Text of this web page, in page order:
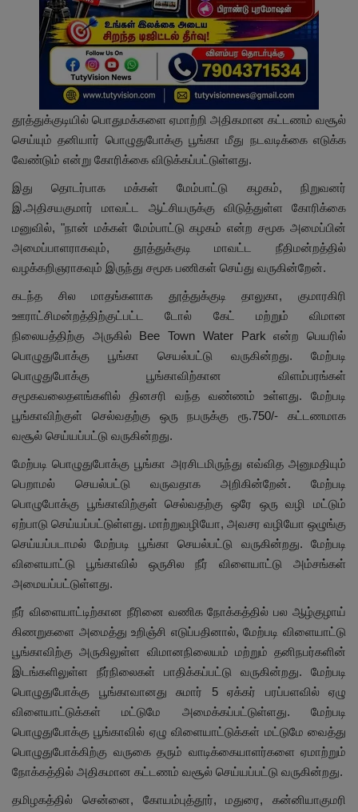
தூத்துக்குடியில் பொதுமக்களை ஏமாற்றி அதிகமான கட்டணம் வசூல்
செய்யும் தனியார் பொழுதுபோக்கு பூங்கா மீது நடவடிக்கை எடுக்க
வேண்டும் என்று கோரிக்கை விடுக்கப்பட்டுள்ளது.
இது தொடர்பாக மக்கள் மேம்பாட்டு கழகம், நிறுவனர்
இ.அதிசயகுமார் மாவட்ட ஆட்சியருக்கு விடுத்துள்ள கோரிக்கை
மனுவில், "நான் மக்கள் மேம்பாட்டு கழகம் என்ற சமூக அமைப்பின்
அமைப்பாளராகவும், தூத்துக்குடி மாவட்ட நீதிமன்றத்தில்
வழக்கறிஞராகவும் இருந்து சமூக பணிகள் செய்து வருகின்றேன்.
கடந்த சில மாதங்களாக தூத்துக்குடி தாலுகா, குமாரகிரி
ஊராட்சிமன்றத்திற்குட்பட்ட டோல் கேட் மற்றும் விமான
நிலையத்திற்கு அருகில் Bee Town Water Park என்ற பெயரில்
பொழுதுபோக்கு பூங்கா செயல்பட்டு வருகின்றது. மேற்படி
பொழுதுபோக்கு பூங்காவிற்கான விளம்பரங்கள்
சமூகவலைதளங்களில் தினசரி வந்த வண்ணம் உள்ளது. மேற்படி
பூங்காவிற்குள் செல்வதற்கு ஒரு நபருக்கு ரூ.750/- கட்டணமாக
வசூல் செய்யப்பட்டு வருகின்றது.
மேற்படி பொழுதுபோக்கு பூங்கா அரசிடமிருந்து எவ்வித அனுமதியும்
பெறாமல் செயல்பட்டு வருவதாக அறிகின்றேன். மேற்படி
பொழுபோக்கு பூங்காவிற்குள் செல்வதற்கு ஒரே ஒரு வழி மட்டும்
ஏற்பாடு செய்யப்பட்டுள்ளது. மாற்றுவழியோ, அவசர வழியோ ஒழுங்கு
செய்யப்படாமல் மேற்படி பூங்கா செயல்பட்டு வருகின்றது. மேற்படி
விளையாட்டு பூங்காவில் ஒருசில நீர் விளையாட்டு அம்சங்கள்
அமையப்பட்டுள்ளது.
நீர் விளையாட்டிற்கான நீரினை வணிக நோக்கத்தில் பல ஆழ்குழாய்
கிணறுகளை அமைத்து உறிஞ்சி எடுப்பதினால், மேற்படி விளையாட்டு
பூங்காவிற்கு அருகிலுள்ள விமானநிலையம் மற்றும் தனிநபர்களின்
இடங்களிலுள்ள நீர்நிலைகள் பாதிக்கப்பட்டு வருகின்றது. மேற்படி
பொழுதுபோக்கு பூங்காவானது சுமார் 5 ஏக்கர் பரப்பளவில் ஏழு
விளையாட்டுக்கள் மட்டுமே அமைக்கப்பட்டுள்ளது. மேற்படி
பொழுதுபோக்கு பூங்காவில் ஏழு விளையாட்டுக்கள் மட்டுமே வைத்து
பொழுதுபோக்கிற்கு வருகை தரும் வாடிக்கையாளர்களை ஏமாற்றும்
நோக்கத்தில் அதிகமான கட்டணம் வசூல் செய்யப்பட்டு வருகின்றது.
தமிழகத்தில் சென்னை, கோயம்புத்தூர், மதுரை, கன்னியாகுமரி